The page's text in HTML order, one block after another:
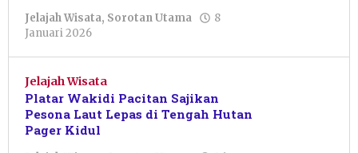
Jelajah Wisata, Sorotan Utama
8
Januari 2026
Fifaii
Zain
Fauzi
Jelajah Wisata
Platar Wakidi Pacitan Sajikan
Pesona Laut Lepas di Tengah Hutan
Pager Kidul